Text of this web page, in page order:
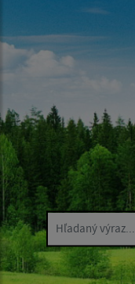
Hľadaný výraz...